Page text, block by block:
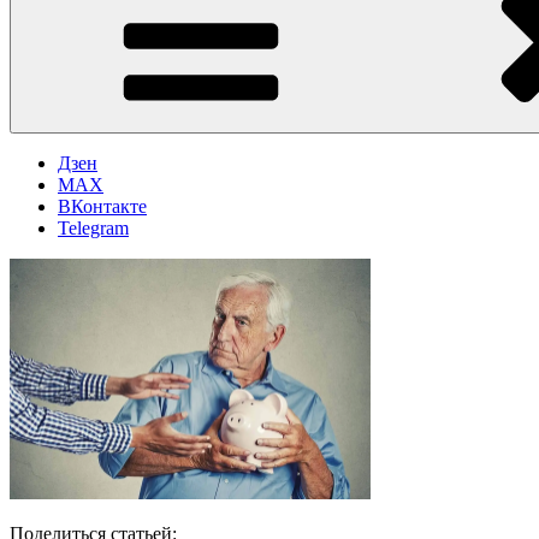
Дзен
MAX
ВКонтакте
Telegram
Поделиться статьей: